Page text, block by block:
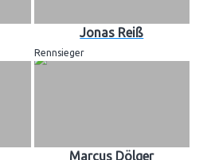
Jonas Reiß
Rennsieger
Marcus Dölger